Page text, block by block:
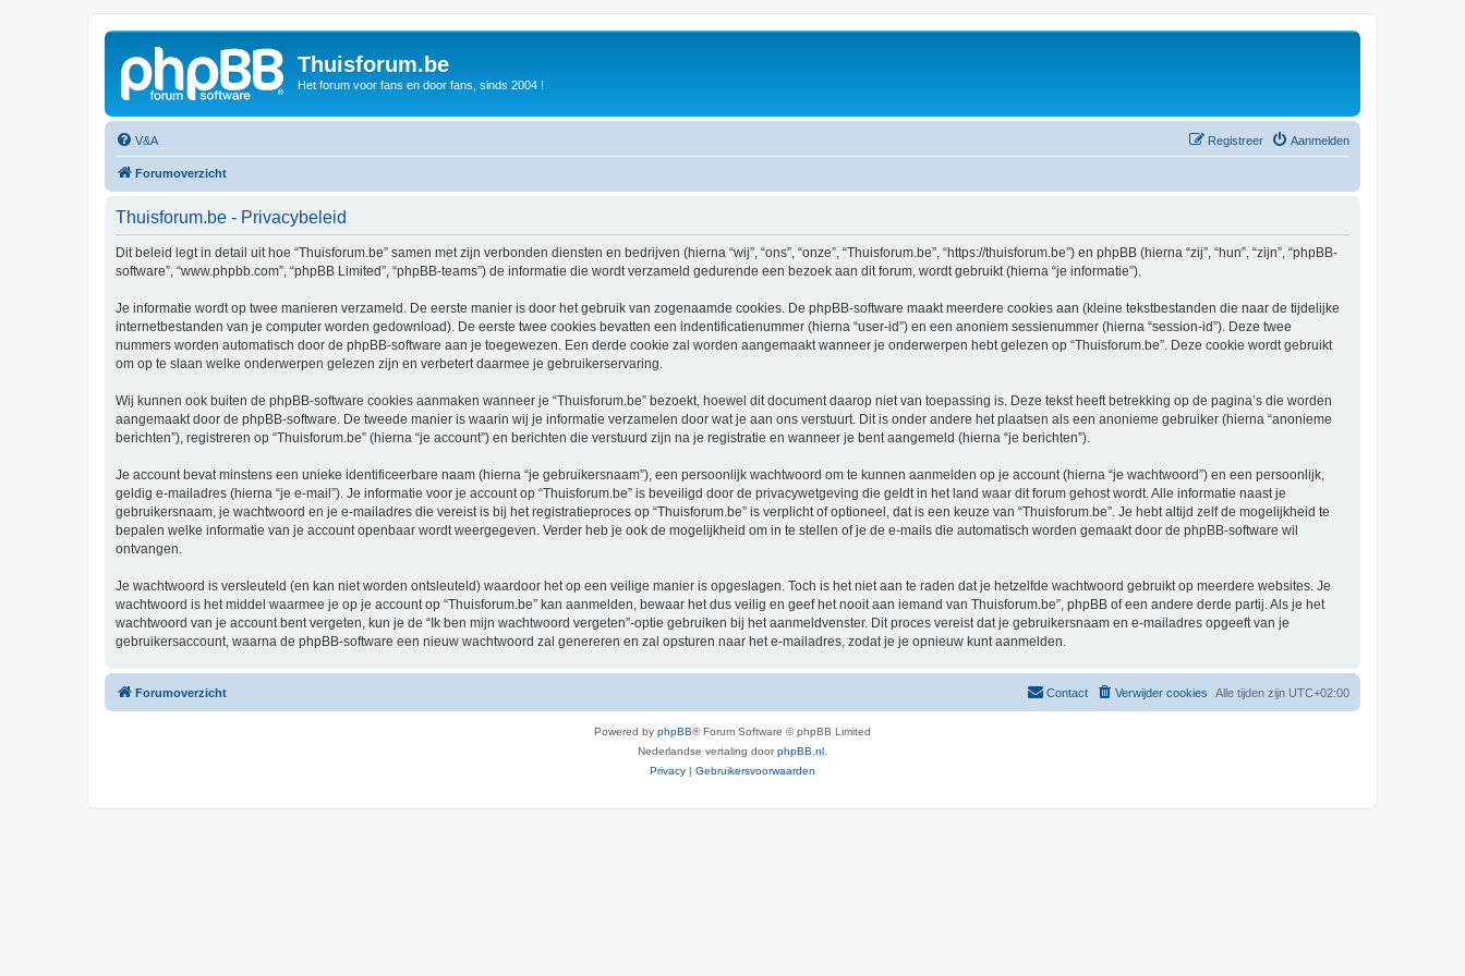
Thuisforum.be
Het forum voor fans en door fans, sinds 2004 !
V&A Aanmelden
Registreer
Forumoverzicht
Thuisforum.be - Privacybeleid
Dit beleid legt in detail uit hoe “Thuisforum.be” samen met zijn verbonden diensten en bedrijven (hierna “wij”, “ons”, “onze”, “Thuisforum.be”, “https://thuisforum.be”) en phpBB (hierna “zij”, “hun”, “zijn”, “phpBB-
software”, “www.phpbb.com”, “phpBB Limited”, “phpBB-teams”) de informatie die wordt verzameld gedurende een bezoek aan dit forum, wordt gebruikt (hierna “je informatie”).
Je informatie wordt op twee manieren verzameld. De eerste manier is door het gebruik van zogenaamde cookies. De phpBB-software maakt meerdere cookies aan (kleine tekstbestanden die naar de tijdelijke
internetbestanden van je computer worden gedownload). De eerste twee cookies bevatten een indentificatienummer (hierna “user-id”) en een anoniem sessienummer (hierna “session-id”). Deze twee
nummers worden automatisch door de phpBB-software aan je toegewezen. Een derde cookie zal worden aangemaakt wanneer je onderwerpen hebt gelezen op “Thuisforum.be”. Deze cookie wordt gebruikt
om op te slaan welke onderwerpen gelezen zijn en verbetert daarmee je gebruikerservaring.
Wij kunnen ook buiten de phpBB-software cookies aanmaken wanneer je “Thuisforum.be” bezoekt, hoewel dit document daarop niet van toepassing is. Deze tekst heeft betrekking op de pagina’s die worden
aangemaakt door de phpBB-software. De tweede manier is waarin wij je informatie verzamelen door wat je aan ons verstuurt. Dit is onder andere het plaatsen als een anonieme gebruiker (hierna “anonieme
berichten”), registreren op “Thuisforum.be” (hierna “je account”) en berichten die verstuurd zijn na je registratie en wanneer je bent aangemeld (hierna “je berichten”).
Je account bevat minstens een unieke identificeerbare naam (hierna “je gebruikersnaam”), een persoonlijk wachtwoord om te kunnen aanmelden op je account (hierna “je wachtwoord”) en een persoonlijk,
geldig e-mailadres (hierna “je e-mail”). Je informatie voor je account op “Thuisforum.be” is beveiligd door de privacywetgeving die geldt in het land waar dit forum gehost wordt. Alle informatie naast je
gebruikersnaam, je wachtwoord en je e-mailadres die vereist is bij het registratieproces op “Thuisforum.be” is verplicht of optioneel, dat is een keuze van “Thuisforum.be”. Je hebt altijd zelf de mogelijkheid te
bepalen welke informatie van je account openbaar wordt weergegeven. Verder heb je ook de mogelijkheid om in te stellen of je de e-mails die automatisch worden gemaakt door de phpBB-software wil
ontvangen.
Je wachtwoord is versleuteld (en kan niet worden ontsleuteld) waardoor het op een veilige manier is opgeslagen. Toch is het niet aan te raden dat je hetzelfde wachtwoord gebruikt op meerdere websites. Je
wachtwoord is het middel waarmee je op je account op “Thuisforum.be” kan aanmelden, bewaar het dus veilig en geef het nooit aan iemand van Thuisforum.be”, phpBB of een andere derde partij. Als je het
wachtwoord van je account bent vergeten, kun je de “Ik ben mijn wachtwoord vergeten”-optie gebruiken bij het aanmeldvenster. Dit proces vereist dat je gebruikersnaam en e-mailadres opgeeft van je
gebruikersaccount, waarna de phpBB-software een nieuw wachtwoord zal genereren en zal opsturen naar het e-mailadres, zodat je je opnieuw kunt aanmelden.
Forumoverzicht Alle tijden zijn UTC+02:00
Verwijder cookies
Contact
Powered by phpBB® Forum Software © phpBB Limited
Nederlandse vertaling doorphpBB.nl
Privacy | Gebruikersvoorwaarden